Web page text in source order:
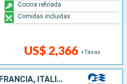
US$ 2,366 +Tasas
Cocina refinada
Comidas incluidas
MONTENEGRO, ESPAÑA, FRANCIA, ITALIA, GRECIA, TURQUÍA